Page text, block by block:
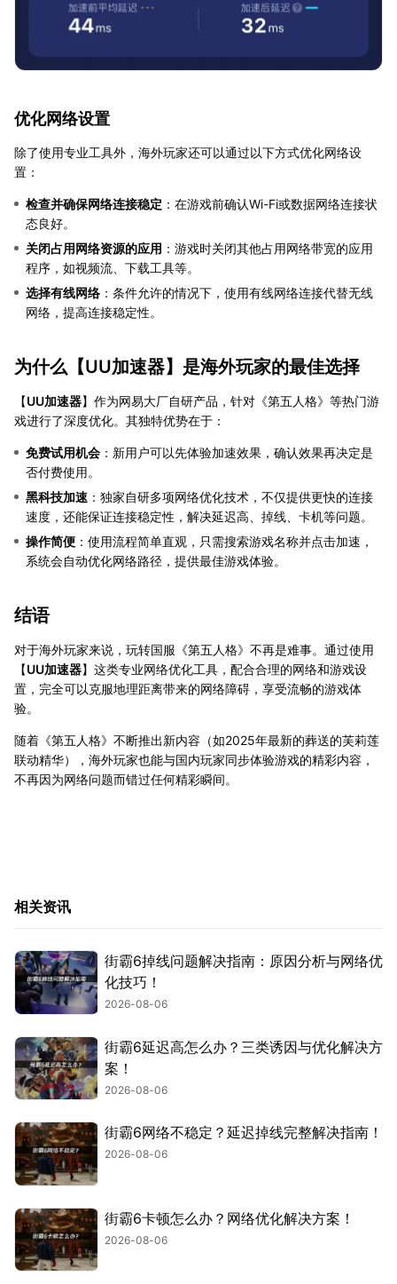
优化网络设置
除了使用专业工具外，海外玩家还可以通过以下方式优化网络设
置：
检查并确保网络连接稳定 ：在游戏前确认Wi-Fi或数据网络连接状
态良好。
关闭占用网络资源的应用 ：游戏时关闭其他占用网络带宽的应用
程序，如视频流、下载工具等。
选择有线网络 ：条件允许的情况下，使用有线网络连接代替无线
网络，提高连接稳定性。
为什么【UU加速器】是海外玩家的最佳选择
【UU加速器】作为网易大厂自研产品，针对《第五人格》等热门游
戏进行了深度优化。其独特优势在于：
免费试用机会 ：新用户可以先体验加速效果，确认效果再决定是
否付费使用。
黑科技加速 ：独家自研多项网络优化技术，不仅提供更快的连接
速度，还能保证连接稳定性，解决延迟高、掉线、卡机等问题。
操作简便 ：使用流程简单直观，只需搜索游戏名称并点击加速，
系统会自动优化网络路径，提供最佳游戏体验。
结语
对于海外玩家来说，玩转国服《第五人格》不再是难事。通过使用
【UU加速器】这类专业网络优化工具，配合合理的网络和游戏设
置，完全可以克服地理距离带来的网络障碍，享受流畅的游戏体
验。
随着《第五人格》不断推出新内容（如2025年最新的葬送的芙莉莲
联动精华），海外玩家也能与国内玩家同步体验游戏的精彩内容，
不再因为网络问题而错过任何精彩瞬间。
相关资讯
街霸6掉线问题解决指南：原因分析与网络优
化技巧！
2026-08-06
街霸6延迟高怎么办？三类诱因与优化解决方
案！
2026-08-06
街霸6网络不稳定？延迟掉线完整解决指南！
2026-08-06
街霸6卡顿怎么办？网络优化解决方案！
2026-08-06